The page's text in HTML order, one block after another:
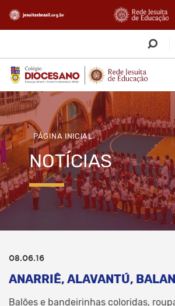
PÁGINA INICIAL
NOTÍCIAS
08.06.16
ANARRIÊ, ALAVANTÚ,
Balões e bandeirinhas coloridas,